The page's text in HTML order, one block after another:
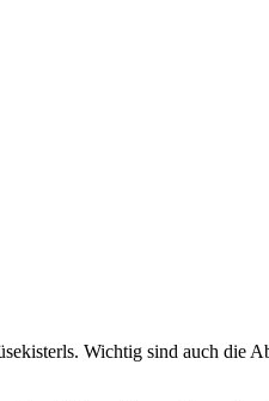
Wichtig sind auch die